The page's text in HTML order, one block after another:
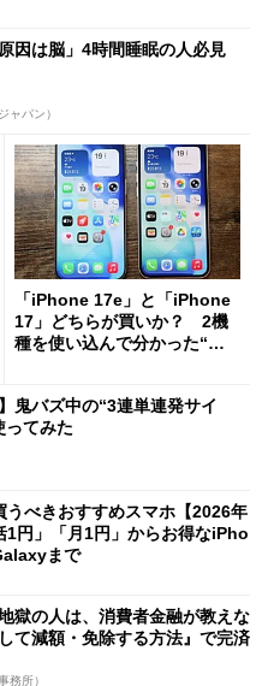
因は脳」4時間睡眠の人必見
ャパン）
「iPhone 17e」と「iPhone
17」どちらが買いか？ 2機
種を使い込んで分かった“ス
鬼バズ中の“3連単連発サイ
ってみた
うべきおすすめスマホ【2026年
1円」「月1円」からお得なiPho
まで
獄の人は、消費者金融が教えな
て減額・免除する方法』で完済
務所）